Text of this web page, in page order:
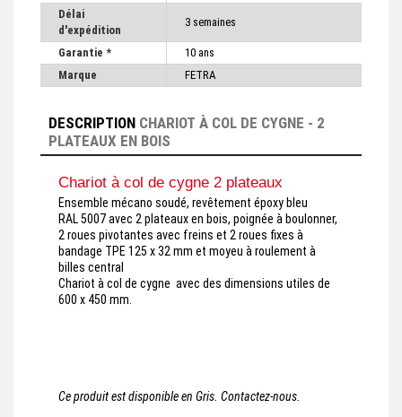
Délai
d'expédition
3 semaines
Garantie *
10 ans
Marque
FETRA
DESCRIPTION CHARIOT À COL DE CYGNE - 2
PLATEAUX EN BOIS
Chariot à col de cygne 2 plateaux
Ensemble mécano soudé, revêtement époxy bleu
RAL 5007 avec 2 plateaux en bois, poignée à boulonner,
2 roues pivotantes avec freins et 2 roues fixes à
bandage TPE 125 x 32 mm et moyeu à roulement à
billes central
Chariot à col de cygne avec des dimensions utiles de
600 x 450 mm.
Ce produit est disponible en Gris. Contactez-nous.